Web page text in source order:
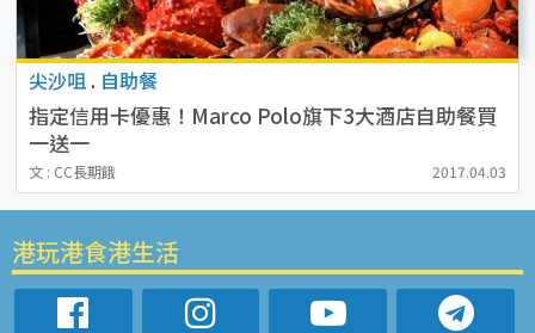
尖沙咀 . 自助餐
指定信用卡優惠！Marco Polo旗下3大酒店自助餐買
一送一
文 : CC長期餓 2017.04.03
港玩港食港生活